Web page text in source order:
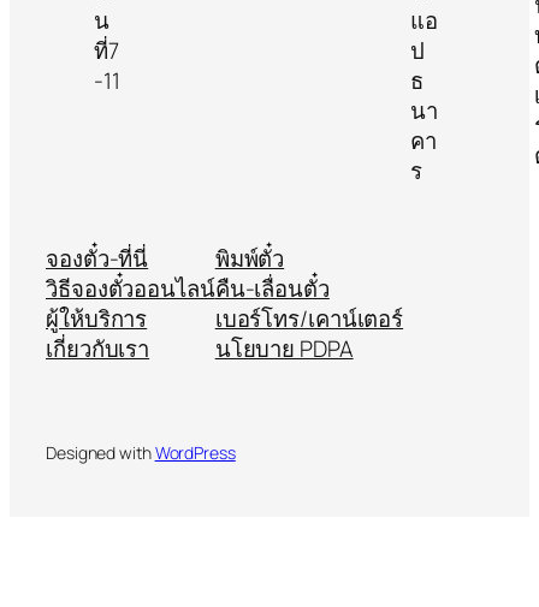
จองตั๋ว-ที่นี่
วิธีจองตั๋วออนไลน์
ผู้ให้บริการ
เกี่ยวกับเรา
พิมพ์ตั๋ว
คืน-เลื่อนตั๋ว
เบอร์โทร/เคาน์เตอร์
นโยบาย PDPA
Designed withWordPress